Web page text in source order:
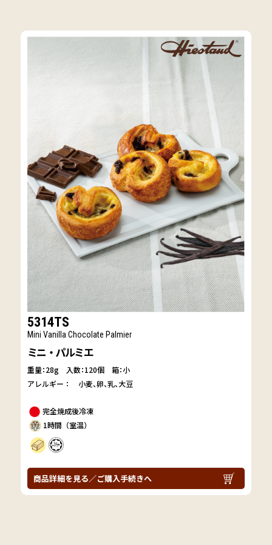
5314TS
Mini Vanilla Chocolate Palmier
ミニ・パルミエ
重量：28g
入数：120個 箱：小
アレルギー：
小麦 卵 乳 大豆
完全焼成後冷凍
1時間（室温）
商品詳細を見る／ご購入手続きへ